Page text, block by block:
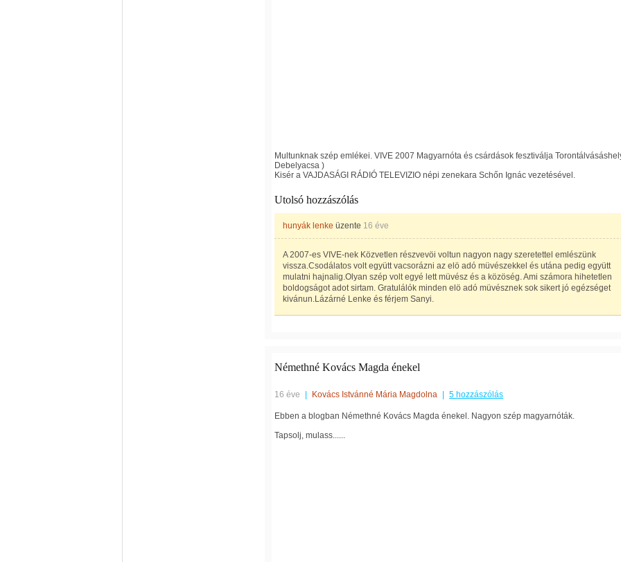
Multunknak szép emlékei. VIVE 2007 Magyarnóta és csárdások fesztiválja
Debelyacsa )
Kisér a VAJDASÁGI RÁDIÓ TELEVIZIO népi zenekara Schőn Ignác vezetésével.
Utolsó hozzászólás
hunyák lenke üzente 16 éve
A 2007-es VIVE-nek Közvetlen részvevöi voltun nagyon nagy szeretettel emlészünk
vissza.Csodálatos volt együtt vacsorázni az elö adó müvészekkel és utána pedig együtt
mulatni hajnalig.Olyan szép volt egyé lett müvész és a közöség. Ami számora hihetetlen
boldogságot adot sirtam. Gratulálók minden elö adó müvésznek sok sikert jó egézséget
kivánun.Lázárné Lenke és férjem Sanyi.
Némethné Kovács Magda énekel
16 éve Kovács Istvánné Mária Magdolna 5 hozzászólás
Ebben a blogban Némethné Kovács Magda énekel. Nagyon szép magyarnóták.
Tapsolj, mulass......